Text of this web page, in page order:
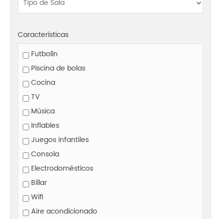
Características
Futbolín
Piscina de bolas
Cocina
TV
Música
Inflables
Juegos infantiles
Consola
Electrodomésticos
Billar
Wifi
Aire acondicionado